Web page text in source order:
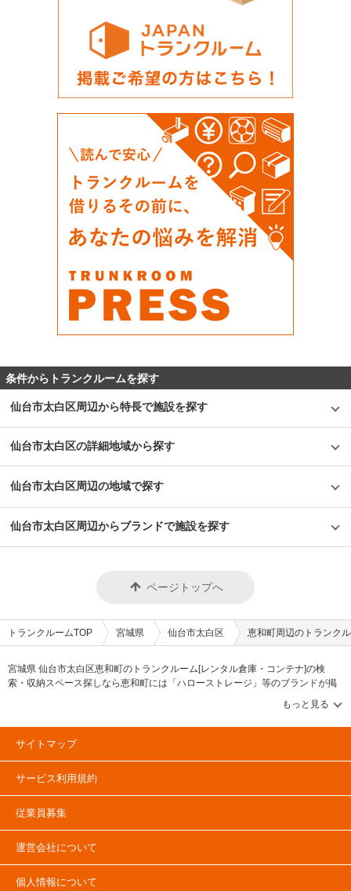
条件からトランクルームを探す
仙台市太白区周辺から特長で施設を探す
仙台市太白区の詳細地域から探す
仙台市太白区周辺の地域で探す
仙台市太白区周辺からブランドで施設を探す
ページトップへ
トランクルームTOP 宮城県 仙台市太白区 恵和町周辺のトランク
宮城県 仙台市太白区恵和町のトランクルーム[レンタル倉庫・コンテナ]の検
索・収納スペース探しなら恵和町には「ハローストレージ」等のブランドが掲
空調完備・24時間出し入れ可能などの希望条件で絞込み！豊富な物件数から
様々な方法でご希望の収納スペースを簡単に探せるトランクルーム情報サイト
です。恵和町で気になるトランクルームを見つけたら、メールか電話でお問合
サイトマップ
サービス利用規約
従業員募集
運営会社について
個人情報について